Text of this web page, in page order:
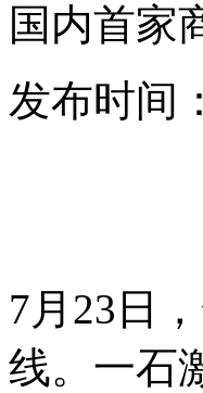
国内首家
发布时间
7月 23 日
线。一石